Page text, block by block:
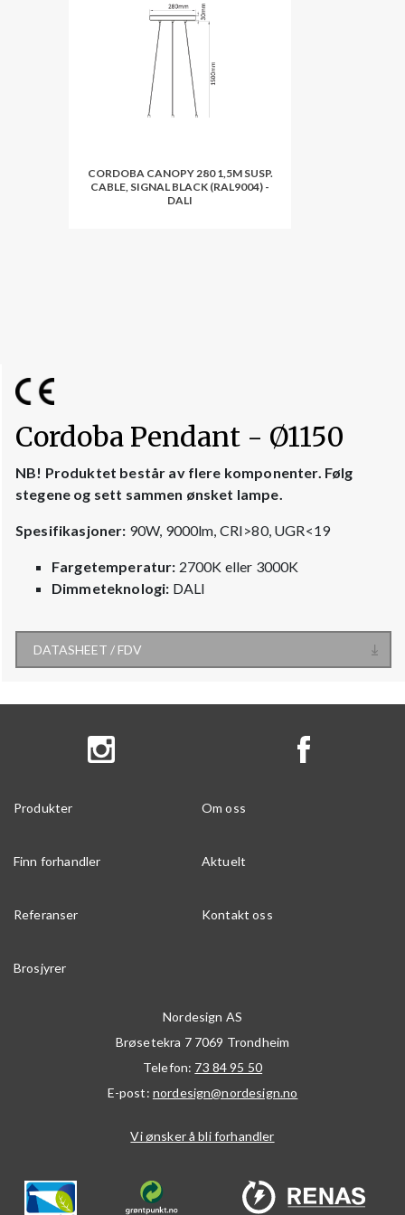
CORDOBA CANOPY 280 1,5M SUSP.
CABLE, SIGNAL BLACK (RAL9004) -
DALI
Cordoba Pendant - Ø1150
NB! Produktet består av flere komponenter. Følg
stegene og sett sammen ønsket lampe.
Spesifikasjoner: 90W, 9000lm, CRI>80, UGR<19
Fargetemperatur: 2700K eller 3000K
Dimmeteknologi: DALI
DATASHEET / FDV
Produkter Om oss
Finn forhandler Aktuelt
Referanser Kontakt oss
Brosjyrer
Nordesign AS
Brøsetekra 7 7069 Trondheim
Telefon: 73 84 95 50
E-post: nordesign@nordesign.no
Vi ønsker å bli forhandler